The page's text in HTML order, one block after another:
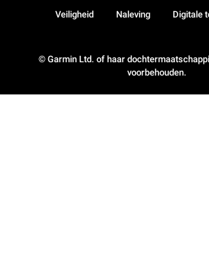
© Garmin Ltd. of haar
voorbehouden.
Veiligheid Naleving Digitale